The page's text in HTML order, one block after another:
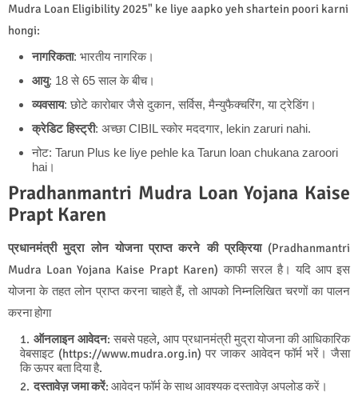
Mudra Loan Eligibility 2025" ke liye aapko yeh shartein poori karni
hongi:
नागरिकता: भारतीय नागरिक।
आयु: 18 से 65 साल के बीच।
व्यवसाय: छोटे कारोबार जैसे दुकान, सर्विस, मैन्युफैक्चरिंग, या ट्रेडिंग।
क्रेडिट हिस्ट्री: अच्छा CIBIL स्कोर मददगार, lekin zaruri nahi.
नोट: Tarun Plus ke liye pehle ka Tarun loan chukana zaroori
hai।
Pradhanmantri Mudra Loan Yojana Kaise
Prapt Karen
प्रधानमंत्री मुद्रा लोन योजना प्राप्त करने की प्रक्रिया(Pradhanmantri
Mudra Loan Yojana Kaise Prapt Karen) काफी सरल है। यदि आप इस
योजना के तहत लोन प्राप्त करना चाहते हैं, तो आपको निम्नलिखित चरणों का पालन
करना होगा
ऑनलाइन आवेदन: सबसे पहले, आप प्रधानमंत्री मुद्रा योजना की आधिकारिक
वेबसाइट (https://www.mudra.org.in) पर जाकर आवेदन फॉर्म भरें। जैसा
कि ऊपर बता दिया है.
दस्तावेज़ जमा करें: आवेदन फॉर्म के साथ आवश्यक दस्तावेज़ अपलोड करें।